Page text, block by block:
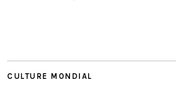
CULTURE MONDIAL